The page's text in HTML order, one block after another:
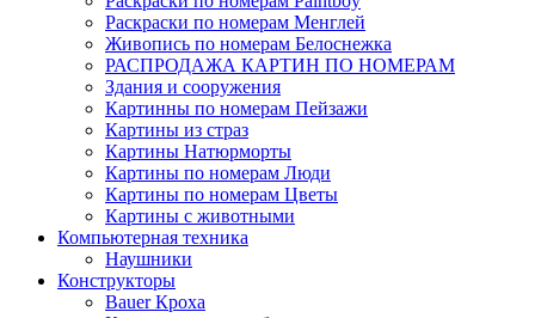
Раскраски по номерам Менглей
Живопись по номерам Белоснежка
РАСПРОДАЖА КАРТИН ПО НОМЕРАМ
Здания и сооружения
Картинны по номерам Пейзажи
Картины из страз
Картины Натюрморты
Картины по номерам Люди
Картины по номерам Цветы
Картины с животными
Компьютерная техника
Наушники
Конструкторы
Bauer Кроха